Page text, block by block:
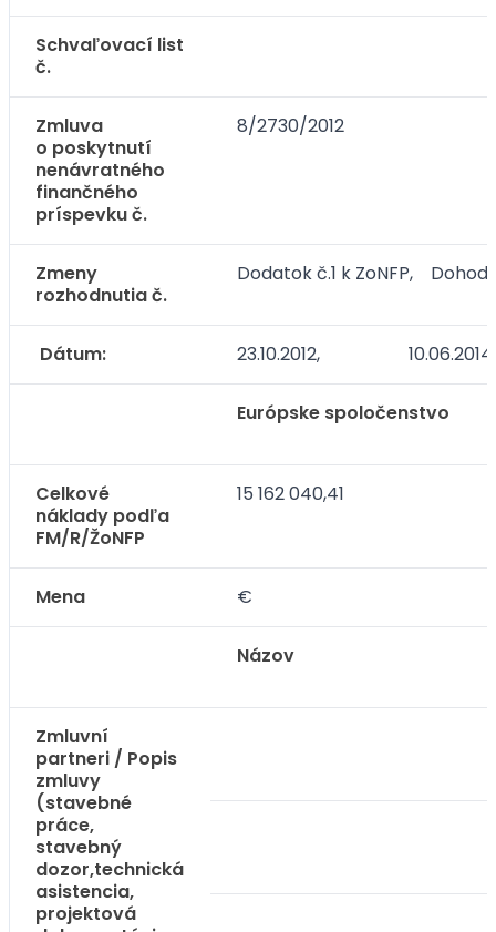
Schvaľovací list
č.
Zmluva
o poskytnutí
nenávratného
finančného
príspevku č.
8/2730/2012
Zmeny
rozhodnutia č.
Dodatok č.1 k ZoNFP,
Dátum: 23.10.2012, 10.06.2014
Európske spoločenstvo
Celkové
náklady podľa
FM/R/ŽoNFP
15 162 040,41
Mena €
Názov
Zmluvní
partneri / Popis
zmluvy
(stavebné
práce,
stavebný
dozor,technická
asistencia,
projektová